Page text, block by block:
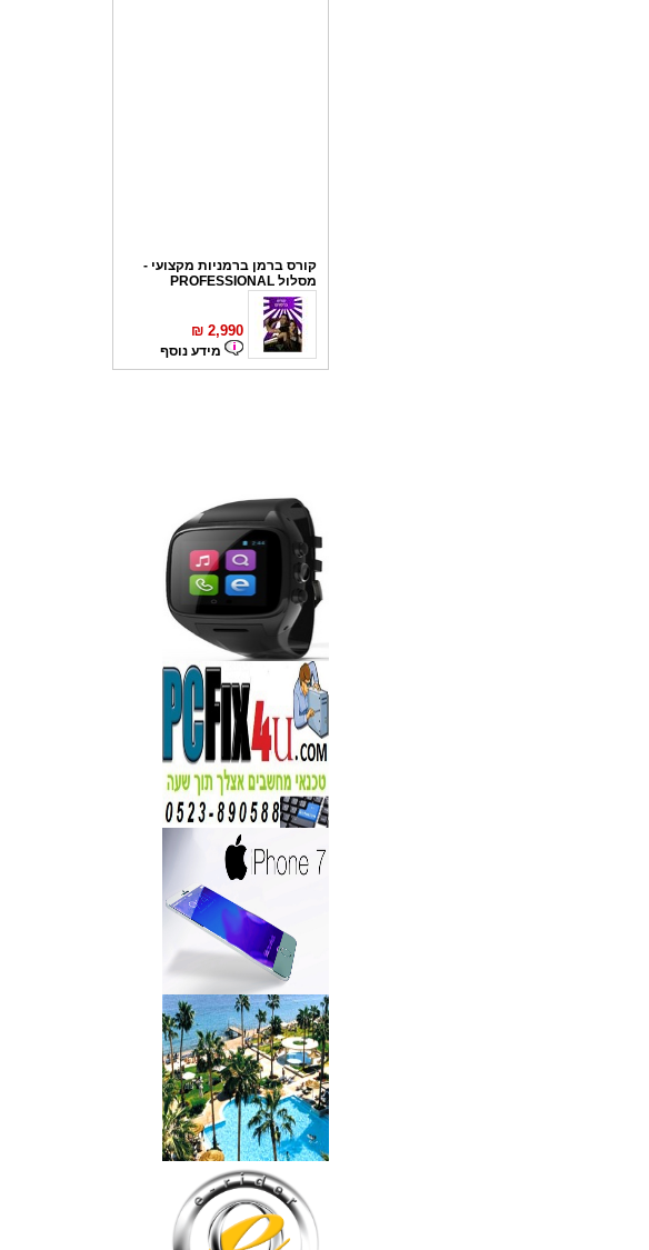
מסלול PROFESSIONAL
2,990
מידע נוסף
לחברות
150
₪
מידע נוסף
נגן DVD קורא DIVX עם USB
מבית PIONEER
החל מ- 349 ₪
מידע נוסף
מברשות איפור מיקצועי למאפרים
349
₪
מידע נוסף
מעגל ריסים חשמלי
40
₪
מידע נוסף
מצלמות אינפרא
499
₪
מידע נוסף
18 מברשות למאפרים + נרתיק
ג'מס אדום מעור
720
₪
מידע נוסף
פינצטה לד מאירה